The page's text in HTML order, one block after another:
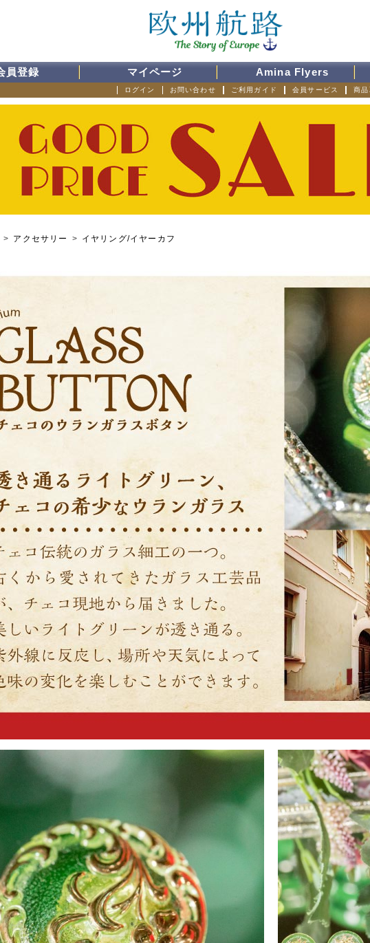
員登録 マイページ Amina Flyers
商
会員サービス
ご利用ガイド
お問い合わせ
ログイン
> アクセサリー > イヤリング/イヤーカフ